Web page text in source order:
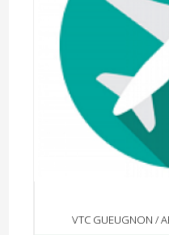
VTC GUEUGNON /